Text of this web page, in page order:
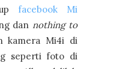
facebook Mi
dan nothing to
kamera Mi4i di
seperti foto di